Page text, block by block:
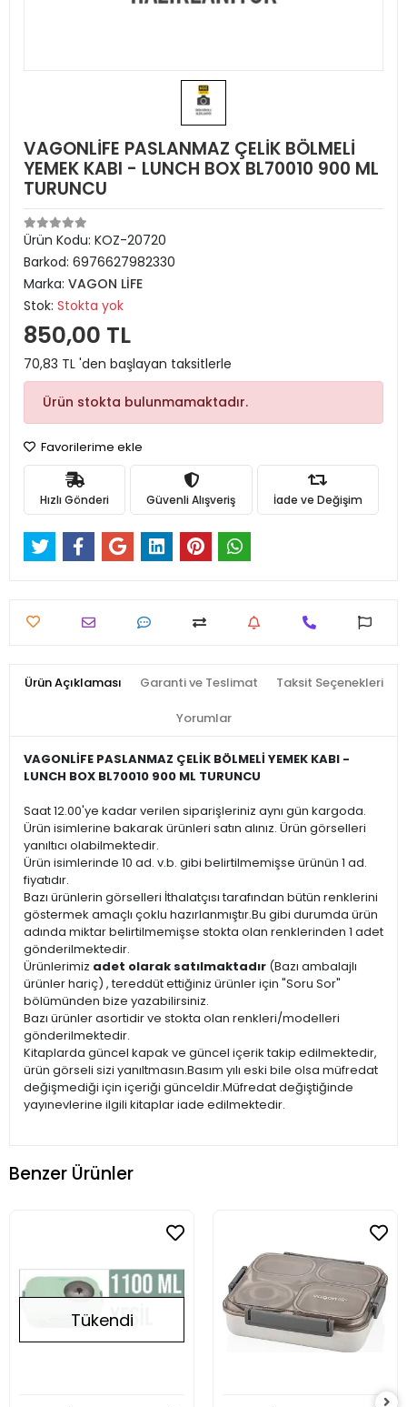
VAGONLİFE PASLANMAZ ÇELİK BÖLMELİ
YEMEK KABI - LUNCH BOX BL70010 900 ML
TURUNCU
Ürün Kodu: KOZ-20720
Barkod: 6976627982330
Marka: VAGON LİFE
Stok: Stokta yok
850,00 TL
70,83 TL 'den başlayan taksitlerle
Ürün stokta bulunmamaktadır.
Favorilerime ekle
Hızlı Gönderi Güvenli Alışveriş İade ve Değişim
Ürün Açıklaması Garanti ve Teslimat Taksit Seçenekleri
Yorumlar
VAGONLİFE PASLANMAZ ÇELİK BÖLMELİ YEMEK KABI -
LUNCH BOX BL70010 900 ML TURUNCU
Saat 12.00'ye kadar verilen siparişleriniz aynı gün kargoda.
Ürün isimlerine bakarak ürünleri satın alınız. Ürün görselleri
yanıltıcı olabilmektedir.
Ürün isimlerinde 10 ad. v.b. gibi belirtilmemişse ürünün 1 ad.
fiyatıdır.
Bazı ürünlerin görselleri İthalatçısı tarafından bütün renklerini
göstermek amaçlı çoklu hazırlanmıştır.Bu gibi durumda ürün
adında miktar belirtilmemişse stokta olan renklerinden 1 adet
gönderilmektedir.
Ürünlerimiz adet olarak satılmaktadır (Bazı ambalajlı
ürünler hariç) , tereddüt ettiğiniz ürünler için "Soru Sor"
bölümünden bize yazabilirsiniz.
Bazı ürünler asortidir ve stokta olan renkleri/modelleri
gönderilmektedir.
Kitaplarda güncel kapak ve güncel içerik takip edilmektedir,
ürün görseli sizi yanıltmasın.Basım yılı eski bile olsa müfredat
değişmediği için içeriği günceldir.Müfredat değiştiğinde
yayınevlerine ilgili kitaplar iade edilmektedir.
Benzer Ürünler
Tükendi